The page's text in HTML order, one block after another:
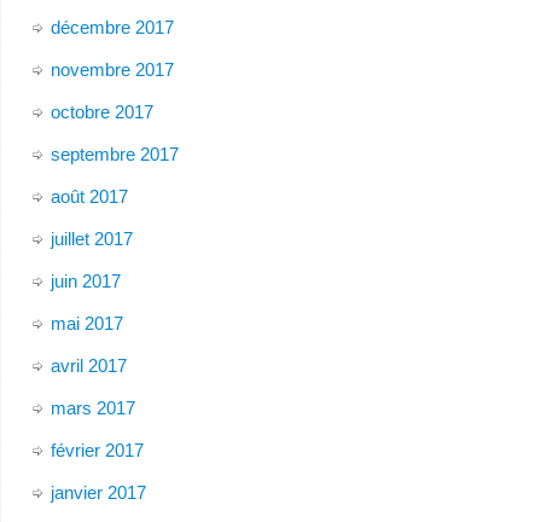
décembre 2017
novembre 2017
octobre 2017
septembre 2017
août 2017
juillet 2017
juin 2017
mai 2017
avril 2017
mars 2017
février 2017
janvier 2017